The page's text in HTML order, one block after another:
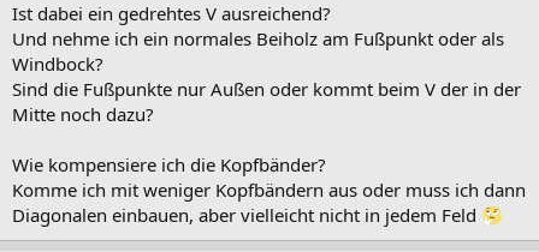
Ist dabei ein gedrehtes V ausreichend?
Und nehme ich ein normales Beiholz am Fußpunkt oder als
Windbock?
Sind die Fußpunkte nur Außen oder kommt beim V der in der
Mitte noch dazu?
Wie kompensiere ich die Kopfbänder?
Komme ich mit weniger Kopfbändern aus oder muss ich dann
Diagonalen einbauen, aber vielleicht nicht in jedem Feld